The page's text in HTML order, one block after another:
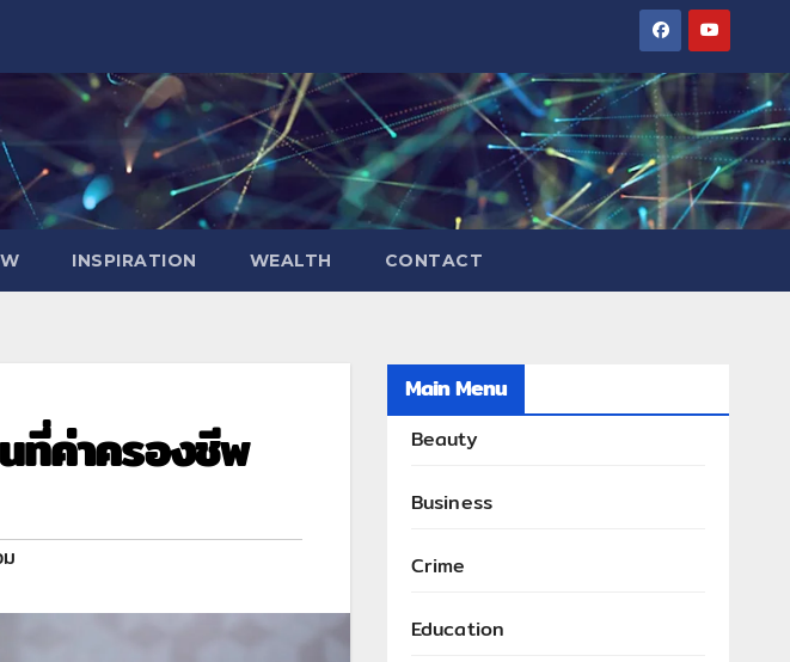
INSPIRATION WEALTH CONTACT
ที่ค่าครองชีพ
Main Menu
Beauty
Business
Crime
Education